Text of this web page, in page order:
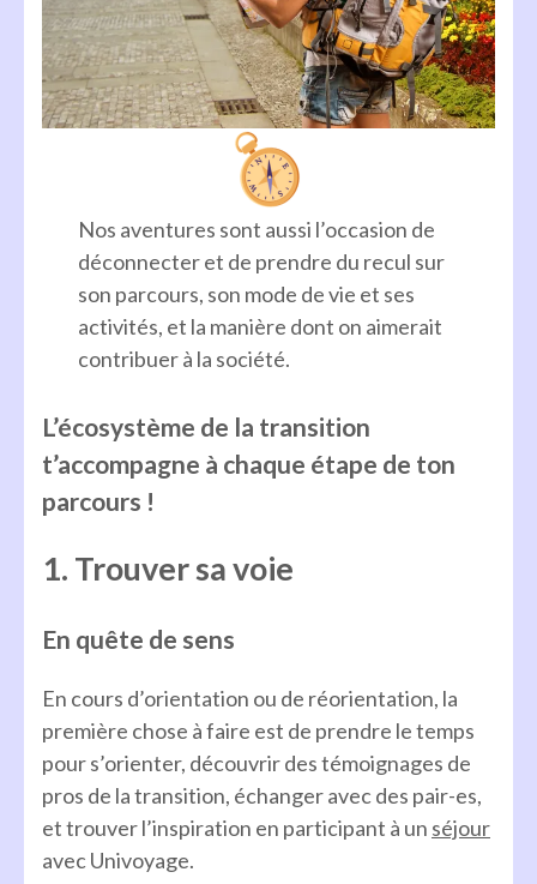
Nos aventures sont aussi l’occasion de
déconnecter et de prendre du recul sur
son parcours, son mode de vie et ses
activités, et la manière dont on aimerait
contribuer à la société.
L’écosystème de la transition
t’accompagne à chaque étape de ton
parcours !
1. Trouver sa voie
En quête de sens
En cours d’orientation ou de réorientation, la
première chose à faire est de prendre le temps
pour s’orienter, découvrir des témoignages de
pros de la transition, échanger avec des pair-es,
et trouver l’inspiration en participant à un séjour
avec Univoyage.